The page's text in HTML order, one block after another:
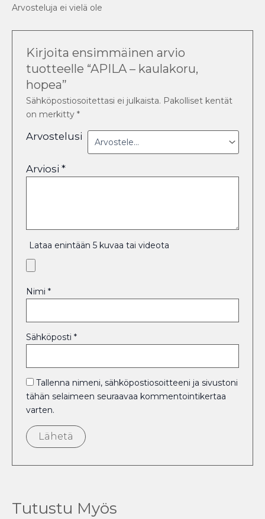
Arvosteluja ei vielä ole
Kirjoita ensimmäinen arvio
tuotteelle “APILA – kaulakoru,
hopea”
Sähköpostiosoitettasi ei julkaista. Pakolliset kentät
on merkitty*
Arvostelusi
Arviosi*
Lataa enintään 5 kuvaa tai videota
Nimi*
Sähköposti*
Tallenna nimeni, sähköpostiosoitteeni ja sivustoni
tähän selaimeen seuraavaa kommentointikertaa
varten.
Tutustu Myös